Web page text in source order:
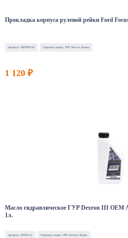
Прокладка корпуса рулевой рейки Ford
Артикул: PSEPS0118 Торговая марка: PST Service Russia
1 120 ₽
Масло гидравлическое ГУР Dexron III OEM
1л.
Артикул: PSTFL1L Торговая марка: PST Service Russia